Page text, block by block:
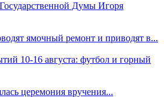
Думы Игоря
ямочный ремонт и приводят в...
10-16 августа: футбол и горный
церемония вручения...